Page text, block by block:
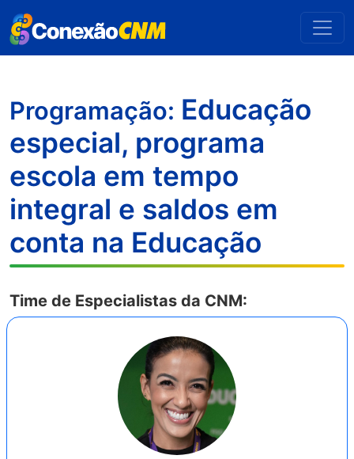
Programação: Educação
especial, programa
escola em tempo
integral e saldos em
conta na Educação
Time de Especialistas da CNM: